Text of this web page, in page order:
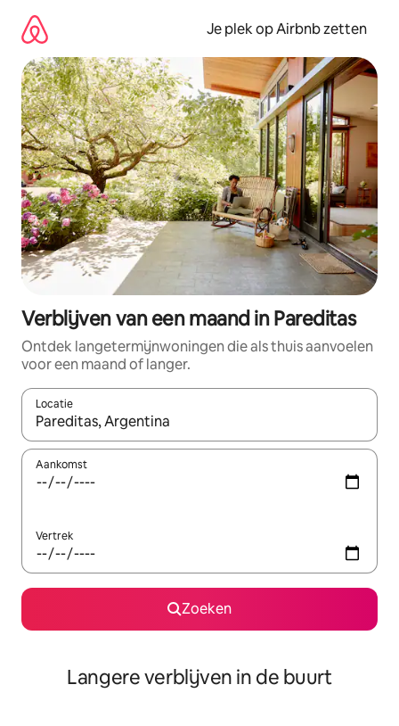
direct
naar
inhoud
Je plek op Airbnb zetten
Verblijven van een maand in Pareditas
Ontdek langetermijnwoningen die als thuis aanvoelen
voor een maand of langer.
Locatie
Wanneer er resultaten beschikbaar zijn, maak je een keuze
Aankomst
Vertrek
Zoeken
Langere verblijven in de buurt